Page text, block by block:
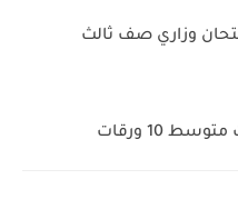
وزاري صف ثالث
10 ورقات